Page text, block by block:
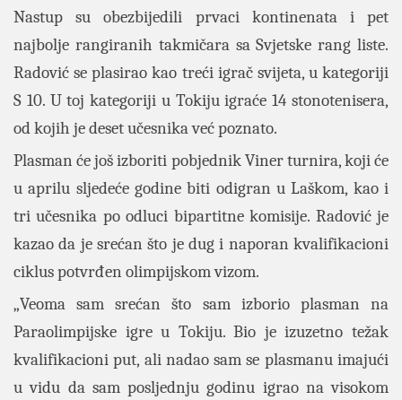
Nastup su obezbijedili prvaci kontinenata i pet
najbolje rangiranih takmičara sa Svjetske rang liste.
Radović se plasirao kao treći igrač svijeta, u kategoriji
S 10. U toj kategoriji u Tokiju igraće 14 stonotenisera,
od kojih je deset učesnika već poznato.
Plasman će još izboriti pobjednik Viner turnira, koji će
u aprilu sljedeće godine biti odigran u Laškom, kao i
tri učesnika po odluci bipartitne komisije. Radović je
kazao da je srećan što je dug i naporan kvalifikacioni
ciklus potvrđen olimpijskom vizom.
„Veoma sam srećan što sam izborio plasman na
Paraolimpijske igre u Tokiju. Bio je izuzetno težak
kvalifikacioni put, ali nadao sam se plasmanu imajući
u vidu da sam posljednju godinu igrao na visokom